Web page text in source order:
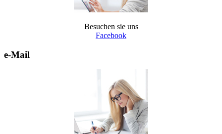
Besuchen sie uns
Facebook
e-Mail